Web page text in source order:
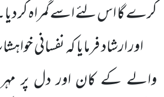
کرے گا اس لئے اسے گمراہ کر
اور ارشاد فرمایا کہ نفسانی
والے کے کان اور دل پر